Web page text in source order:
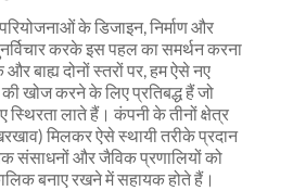
के डिजाइन, निर्माण और
करके इस पहल का समर्थन करना
बाह्य दोनों स्तरों पर, हम ऐसे नए
खोज करने के लिए प्रतिबद्ध हैं जो
लाते हैं। कंपनी के तीनों क्षेत्र
मिलकर ऐसे स्थायी तरीके प्रदान
संसाधनों और जैविक प्रणालियों को
बनाए रखने में सहायक होते हैं।